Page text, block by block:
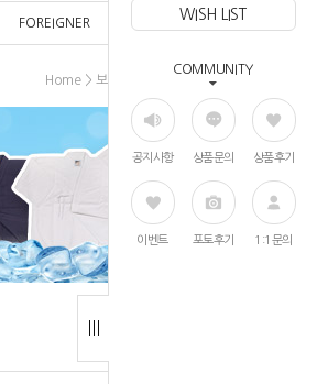
WISH LIST
COMMUNITY
공지사항 상품문의 상품후기
이벤트 포토후기 1:1문의
FOREIGNER
Home > 보호장비